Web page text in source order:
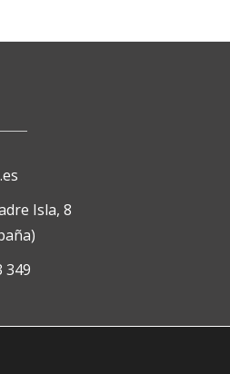
Isla, 8
349
EL BANNER DE COOKIES